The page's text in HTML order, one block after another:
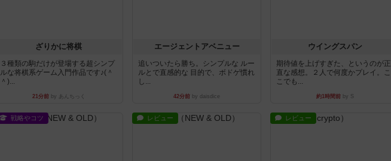
ざりかに将棋
３種類の駒だけが登場する超シンプ
ルな将棋系ゲーム入門作品です♪(＾
＾)...
21分前by あんちっく
エージェントアベニュー
追いついたら勝ち。シンプルな ルー
ルとで直感的な 目的で、ボドゲ慣れ
し...
42分前 by daisdice
ウイングスパン
期待値を上げすぎた、というのが正
直な感想。２人で何度かプレイ。こ
こでも...
約1時間前by S
戦略やコツ レビュー レビュー